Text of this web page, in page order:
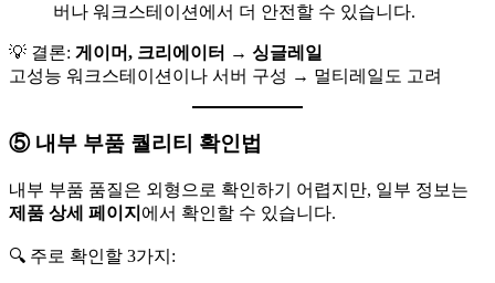
버나 워크스테이션에서 더 안전할 수 있습니다.
💡 결론: 게이머, 크리에이터 → 싱글레일
고성능 워크스테이션이나 서버 구성 → 멀티레일도 고려
⑤ 내부 부품 퀄리티 확인법
내부 부품 품질은 외형으로 확인하기 어렵지만, 일부 정보는
제품 상세 페이지 에서 확인할 수 있습니다.
🔍 주로 확인할 3가지: